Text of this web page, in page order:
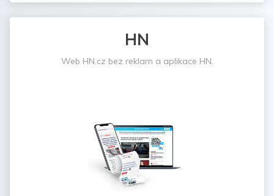
HN
Web HN.cz bez reklam a aplikace HN.